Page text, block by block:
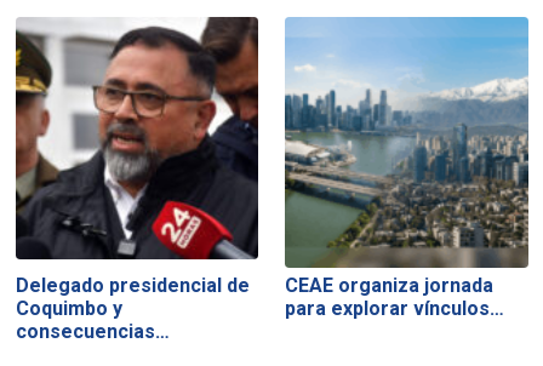
Delegado presidencial de
Coquimbo y
consecuencias…
CEAE organiza jornada
para explorar vínculos…